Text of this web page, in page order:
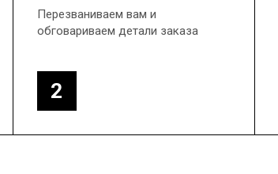
2
Перезваниваем вам и
обговариваем детали заказа